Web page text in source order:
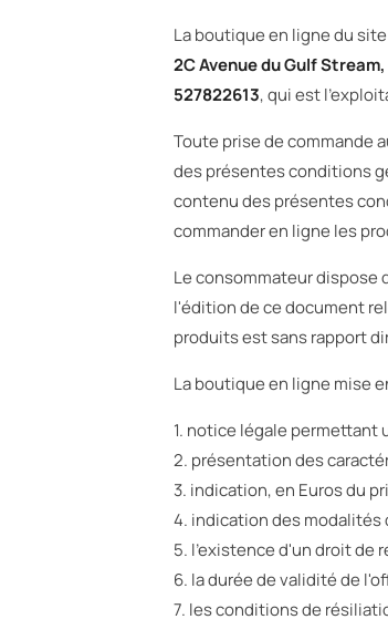
La boutique en ligne du
2C Avenue du Gulf
527822613, qui est
Toute prise de commande
des présentes conditions
contenu des présentes
commander en ligne les
Le consommateur dispose
l'édition de ce document
produits est sans rapport
La boutique en ligne mise
1. notice légale
2. présentation des
3. indication, en Euros du
4. indication des modalités
5. l'existence d'un droit de
6. la durée de validité de
7. les conditions de